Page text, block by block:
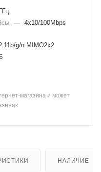
— 4x10/100Mbps
g/n MIMO2x2
магазина и может
НАЛИЧИЕ